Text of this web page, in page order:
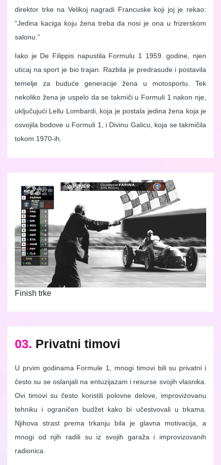
direktor trke na Velikoj nagradi Francuske koji joj je rekao:
“Jedina kaciga koju žena treba da nosi je ona u frizerskom
salonu.”
Iako je De Filippis napustila Formulu 1 1959. godine, njen
uticaj na sport je bio trajan. Razbila je predrasude i postavila
temelje za buduće generacije žena u motosportu. Tek
nekoliko žena je uspelo da se takmiči u Formuli 1 nakon nje,
uključujući Lellu Lombardi, koja je postala jedina žena koja je
osvojila bodove u Formuli 1, i Divinu Galicu, koja se takmičila
tokom 1970-ih.
Finish trke
03. Privatni timovi
U prvim godinama Formule 1, mnogi timovi bili su privatni i
često su se oslanjali na entuzijazam i resurse svojih vlasnika.
Ovi timovi su često koristili polovne delove, improvizovanu
tehniku i ograničen budžet kako bi učestvovali u trkama.
Njihova strast prema trkanju bila je glavna motivacija, a
mnogi od njih radili su iz svojih garaža i improvizovanih
radionica.